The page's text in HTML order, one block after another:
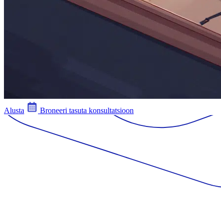
Alusta Broneeri tasuta konsultatsioon